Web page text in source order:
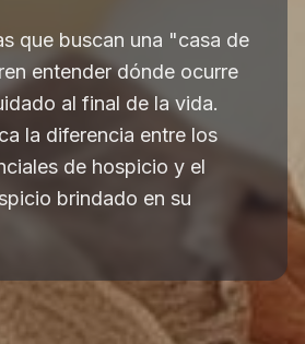
que buscan una "casa de
entender dónde ocurre
al final de la vida.
la diferencia entre los
de hospicio y el
brindado en su